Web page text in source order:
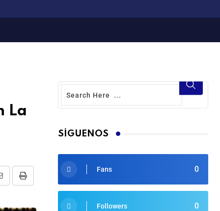
La
SÍGUENOS
0
Fans
0
Followers